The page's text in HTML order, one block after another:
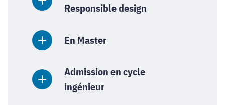
Responsible design
En Master
Admission en cycle
ingénieur